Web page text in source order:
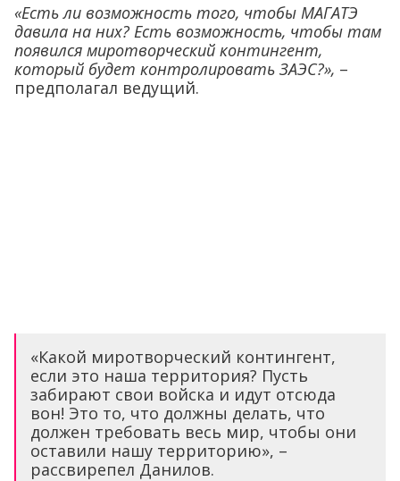
«Есть ли возможность того, чтобы МАГАТЭ
давила на них? Есть возможность, чтобы там
появился миротворческий контингент,
который будет контролировать ЗАЭС?», –
предполагал ведущий.
«Какой миротворческий контингент,
если это наша территория? Пусть
забирают свои войска и идут отсюда
вон! Это то, что должны делать, что
должен требовать весь мир, чтобы они
оставили нашу территорию», –
рассвирепел Данилов.